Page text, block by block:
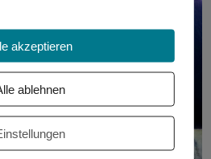
akzeptieren
ablehnen